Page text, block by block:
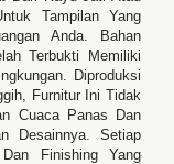
Tampilan Yang
Anda. Bahan
Terbukti Memiliki
Diproduksi
Furnitur Ini Tidak
Cuaca Panas Dan
Desainnya. Setiap
Finishing Yang